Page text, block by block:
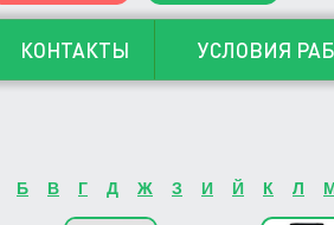
КОНТАКТЫ УСЛОВИЯ
Б В Г Д Ж З И Й К Л